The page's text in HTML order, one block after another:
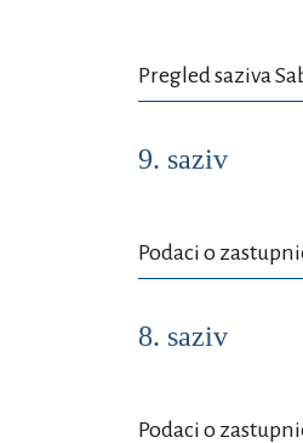
Pregled saziva
9. saziv
Podaci o
8. saziv
Podaci o